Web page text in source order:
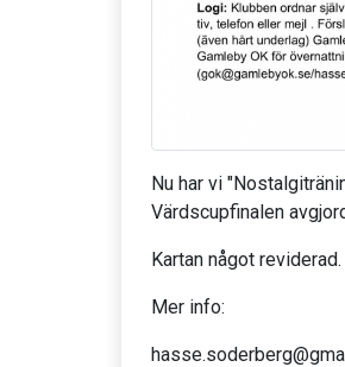
Nu har vi
Värdscupfinalen
Kartan något
Mer info: